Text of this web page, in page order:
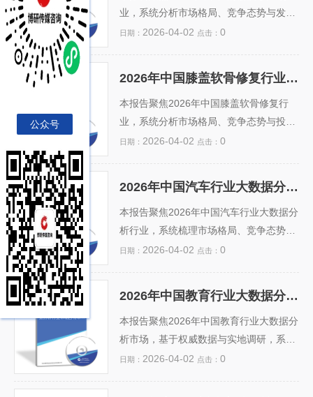
比）。报告结合《金融科技发展规划（20
22—2025年）》及央行生物识别安全规
策红利、银行数字化转型投入、县域覆盖
缺口等维度，研判中长期投资...
业，系统分析市场格局、竞争态势与发展
趋势。数据显示，随着政企上云加速、等
计年复合增长率超28%，2026年有望突破
120亿元。头部厂商如阿里云、腾讯云、
华为云凭借原生安全能力占据近60%份
额，专业安全厂商（如安恒信息、奇安
异常行为识别、密态计算集成与信创适配
将成为关键增长点，...
日期： 2026-04-02 点击： 0
2026年中国膝盖软骨修复行业市场占有率及投资前景预测分析报告
本报告聚焦2026年中国膝盖软骨修复行
业，系统分析市场格局、竞争态势与投资
潜力。基于临床需求增长、老龄化加速及
移植、组织工程软骨、干细胞疗法、医用
生物材料等）的市场占有率。结合政策支
持（如创新医疗器械优先审批）、技术突
破（3D生物打印、微骨折改良术）及国产
临床路径规范化及真实世界数据应用带来
的结构性机遇，并提示技术转化周期长、
注册壁垒高、支付体系不完善等风险，
为...
日期： 2026-04-02 点击： 0
2026年中国汽车行业大数
据分析行业市场占有率及
投资前景预测分析报告
2026年中国汽车行业大数据分析行业市场占有率及投资前景预测分析报告
本报告聚焦2026年中国汽车行业大数据分
析行业，系统梳理市场格局、竞争态势与
技术演进趋势。通过权威数据采集与模型
商）的市场占有率及细分领域（智能网
联、营销分析、供应链优化、自动驾驶数
据闭环）占比变化。报告指出，随着L2
+级智能驾驶渗透率超45%、车云协同加
日期： 2026-04-02 点击： 0
2026年中国教育行业大数据分析行业市场占有率及投资前景预测分析报告
本报告聚焦2026年中国教育行业大数据分
析市场，基于权威数据与实地调研，系统
剖析当前市场规模、竞争格局及核心企业
日期： 2026-04-02 点击： 0
公众号